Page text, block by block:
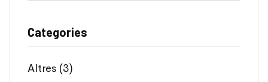
Categories
Altres (3)